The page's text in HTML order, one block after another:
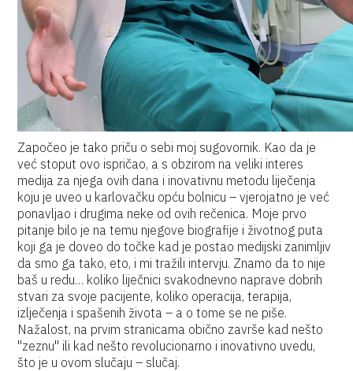
Započeo je tako priču o sebi moj sugovornik. Kao da je
već stoput ovo ispričao, a s obzirom na veliki interes
medija za njega ovih dana i inovativnu metodu liječenja
koju je uveo u karlovačku opću bolnicu – vjerojatno je već
ponavljao i drugima neke od ovih rečenica. Moje prvo
pitanje bilo je na temu njegove biografije i životnog puta
koji ga je doveo do točke kad je postao medijski zanimljiv
da smo ga tako, eto, i mi tražili intervju. Znamo da to nije
baš u redu… koliko liječnici svakodnevno naprave dobrih
stvari za svoje pacijente, koliko operacija, terapija,
izlječenja i spašenih života – a o tome se ne piše.
Nažalost, na prvim stranicama obično završe kad nešto
''zeznu'' ili kad nešto revolucionarno i inovativno uvedu,
što je u ovom slučaju – slučaj.